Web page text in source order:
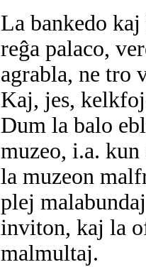
La bankedo
reĝa palaco,
agrabla, ne tro
Kaj, jes,
Dum la balo
muzeo, i.a.
la muzeon
plej
inviton, kaj la
malmultaj.